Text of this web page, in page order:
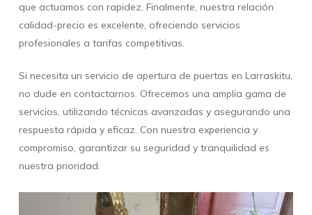
que actuamos con rapidez. Finalmente, nuestra relación
calidad-precio es excelente, ofreciendo servicios
profesionales a tarifas competitivas.
Si necesita un servicio de apertura de puertas en Larraskitu,
no dude en contactarnos. Ofrecemos una amplia gama de
servicios, utilizando técnicas avanzadas y asegurando una
respuesta rápida y eficaz. Con nuestra experiencia y
compromiso, garantizar su seguridad y tranquilidad es
nuestra prioridad.